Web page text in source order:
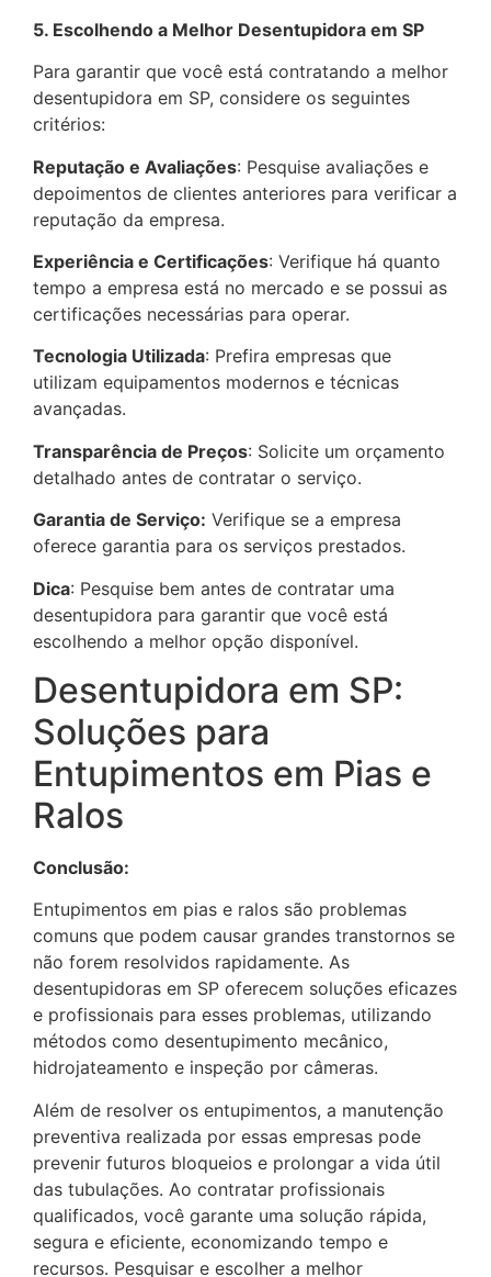
5. Escolhendo a Melhor Desentupidora em SP
Para garantir que você está contratando a melhor
desentupidora em SP, considere os seguintes
critérios:
Reputação e Avaliações: Pesquise avaliações e
depoimentos de clientes anteriores para verificar a
reputação da empresa.
Experiência e Certificações: Verifique há quanto
tempo a empresa está no mercado e se possui as
certificações necessárias para operar.
Tecnologia Utilizada: Prefira empresas que
utilizam equipamentos modernos e técnicas
avançadas.
Transparência de Preços: Solicite um orçamento
detalhado antes de contratar o serviço.
Garantia de Serviço: Verifique se a empresa
oferece garantia para os serviços prestados.
Dica: Pesquise bem antes de contratar uma
desentupidora para garantir que você está
escolhendo a melhor opção disponível.
Desentupidora em SP:
Soluções para
Entupimentos em Pias e
Ralos
Conclusão:
Entupimentos em pias e ralos são problemas
comuns que podem causar grandes transtornos se
não forem resolvidos rapidamente. As
desentupidoras em SP oferecem soluções eficazes
e profissionais para esses problemas, utilizando
métodos como desentupimento mecânico,
hidrojateamento e inspeção por câmeras.
Além de resolver os entupimentos, a manutenção
preventiva realizada por essas empresas pode
prevenir futuros bloqueios e prolongar a vida útil
das tubulações. Ao contratar profissionais
qualificados, você garante uma solução rápida,
segura e eficiente, economizando tempo e
recursos. Pesquisar e escolher a melhor